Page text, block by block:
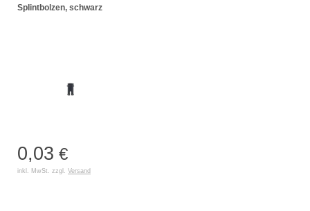
Splintbolzen, schwarz
0,03 €
inkl. MwSt. zzgl. Versand